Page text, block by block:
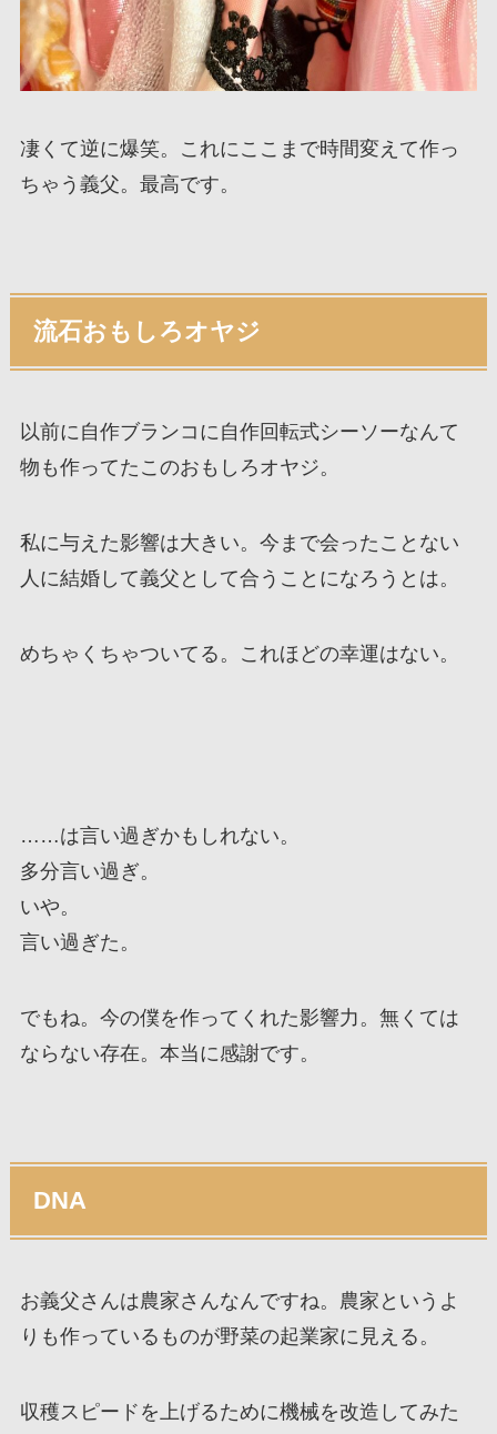
凄くて逆に爆笑。これにここまで時間変えて作っ
ちゃう義父。最高です。
流石おもしろオヤジ
以前に自作ブランコに自作回転式シーソーなんて
物も作ってたこのおもしろオヤジ。
私に与えた影響は大きい。今まで会ったことない
人に結婚して義父として合うことになろうとは。
めちゃくちゃついてる。これほどの幸運はない。
……は言い過ぎかもしれない。
多分言い過ぎ。
いや。
言い過ぎた。
でもね。今の僕を作ってくれた影響力。無くては
ならない存在。本当に感謝です。
DNA
お義父さんは農家さんなんですね。農家というよ
りも作っているものが野菜の起業家に見える。
収穫スピードを上げるために機械を改造してみた